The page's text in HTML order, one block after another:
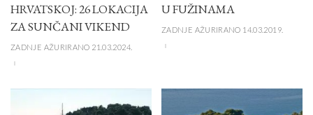
HRVATSKOJ: 26 LOKACIJA
ZA SUNČANI VIKEND
ZADNJE AŽURIRANO 21.03.2024.
U FUŽINAMA
ZADNJE AŽURIRANO 14.03.2019.